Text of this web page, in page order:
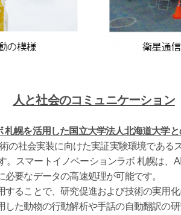
人と社会のコミュニケーション
札幌を活用した国立大学法人北海道大学
の社会実装に向けた実証実験環境である
。スマートイノベーションラボ 札幌は、
要なデータの高速処理が可能です。
ることで、研究促進および技術の実用
した動物の行動解析や手話の自動翻訳の